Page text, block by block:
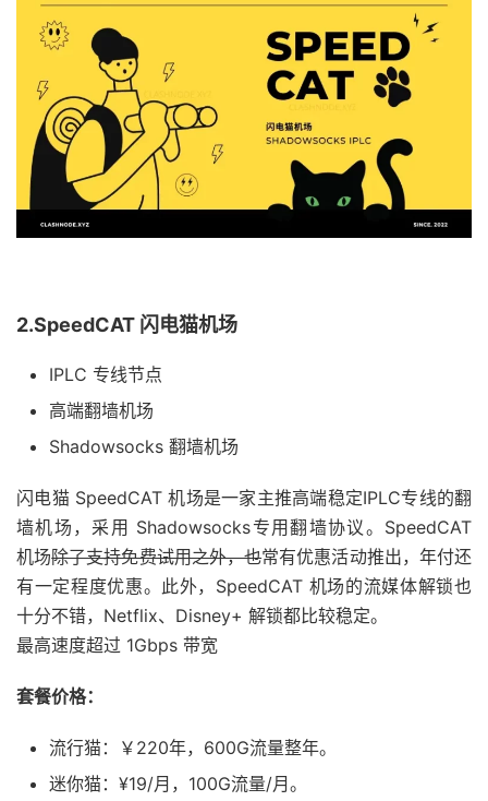
2.SpeedCAT 闪电猫机场
IPLC 专线节点
高端翻墙机场
Shadowsocks 翻墙机场
闪电猫 SpeedCAT 机场是一家主推高端稳定IPLC专线的翻
墙机场，采用 Shadowsocks专用翻墙协议。SpeedCAT
机场除了支持免费试用之外，也常有优惠活动推出，年付还
有一定程度优惠。此外，SpeedCAT 机场的流媒体解锁也
十分不错，Netflix、Disney+ 解锁都比较稳定。
最高速度超过 1Gbps 带宽
套餐价格：
流行猫：￥220年，600G流量整年。
迷你猫：¥19/月，100G流量/月。